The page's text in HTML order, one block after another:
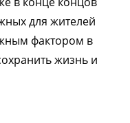
для жителей
фактором в
жизнь и